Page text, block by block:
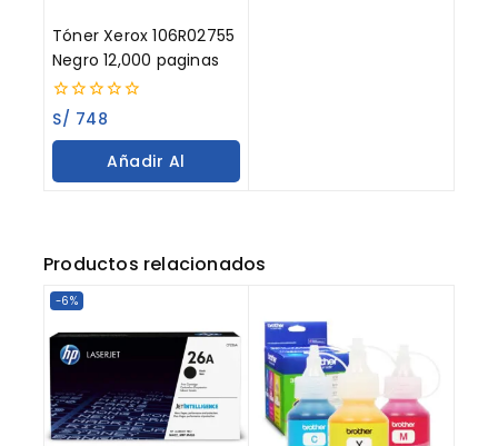
Tóner Xerox 106R02755
Negro 12,000 paginas
0
out
of
S/ 748
Añadir Al
Productos relacionados
-6%